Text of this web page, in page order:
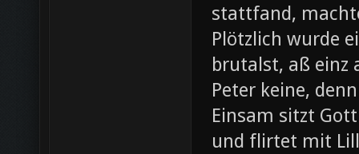
stattfand,
Plötzlich wurde
brutalst, aß einz
Peter keine,
Einsam sitzt
und flirtet mit